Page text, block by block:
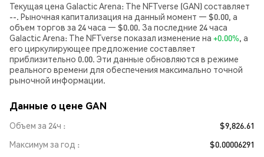
Текущая цена Galactic Arena: The NFTverse (GAN) составляет
--. Рыночная капитализация на данный момент — $0.00, а
объем торгов за 24 часа — $0.00. За последние 24 часа
Galactic Arena: The NFTverse показал изменение на +0.00%, а
его циркулирующее предложение составляет
приблизительно 0.00. Эти данные обновляются в режиме
реального времени для обеспечения максимально точной
рыночной информации.
Данные о цене GAN
Объем за 24ч
$9,826.61
Максимум за год
$0.00006291